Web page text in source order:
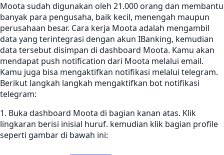
Moota sudah digunakan oleh 21.000 orang dan membantu
banyak para pengusaha, baik kecil, menengah maupun
perusahaan besar. Cara kerja Moota adalah mengambil
data yang terintegrasi dengan akun IBanking, kemudian
data tersebut disimpan di dashboard Moota. Kamu akan
mendapat push notification dari Moota melalui email.
Kamu juga bisa mengaktifkan notifikasi melalui telegram.
Berikut langkah langkah mengaktifkan bot notifikasi
telegram:
1. Buka dashboard Moota di bagian kanan atas. Klik
lingkaran berisi inisial huruf. kemudian klik bagian profile
seperti gambar di bawah ini: